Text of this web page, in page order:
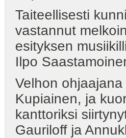
Taiteellisesti
vastannut
esityksen
Ilpo
Velhon
Kupiainen, ja
kanttoriksi
Gauriloff ja